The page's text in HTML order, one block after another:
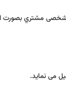
شخصی مشتري